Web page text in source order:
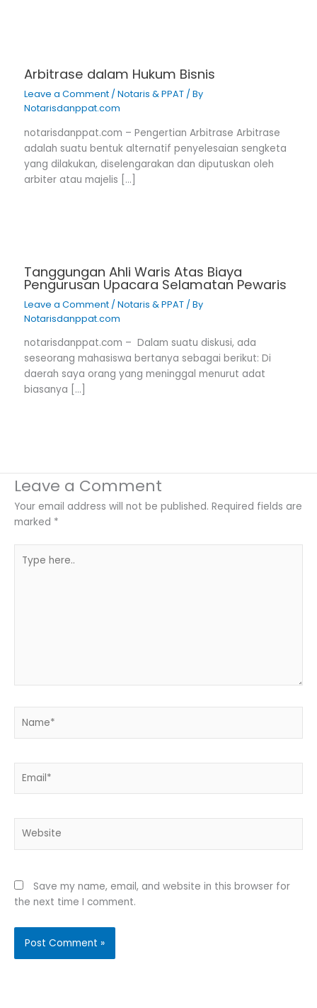
Arbitrase dalam Hukum Bisnis
Leave a Comment /Notaris & PPAT / By
Notarisdanppat.com
notarisdanppat.com – Pengertian Arbitrase Arbitrase
adalah suatu bentuk alternatif penyelesaian sengketa
yang dilakukan, diselengarakan dan diputuskan oleh
arbiter atau majelis […]
Tanggungan Ahli Waris Atas Biaya
Pengurusan Upacara Selamatan Pewaris
Leave a Comment /Notaris & PPAT / By
Notarisdanppat.com
notarisdanppat.com – Dalam suatu diskusi, ada
seseorang mahasiswa bertanya sebagai berikut: Di
daerah saya orang yang meninggal menurut adat
biasanya […]
Leave a Comment
Your email address will not be published. Required fields are
marked *
here..
Save my name, email, and website in this browser for
the next time I comment.